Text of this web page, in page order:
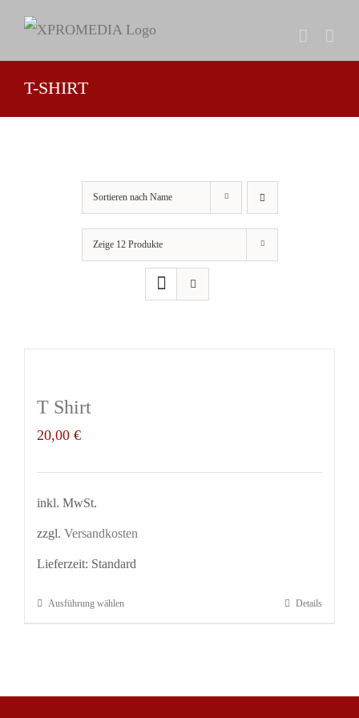
Zum
T-SHIRT
Sortieren nach Name
Zeige 12 Produkte
T Shirt
20,00 €
inkl. MwSt.
zzgl. Versandkosten
Lieferzeit: Standard
Ausführung wählenDieses
Details